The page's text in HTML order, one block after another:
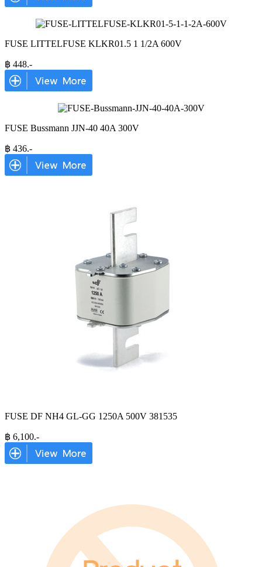
FUSE LITTELFUSE KLKR01.5 1 1/2A 600V
฿ 448.-
FUSE Bussmann JJN-40 40A 300V
฿ 436.-
FUSE DF NH4 GL-GG 1250A 500V 381535
฿ 6,100.-